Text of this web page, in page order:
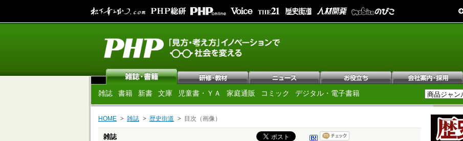
雑誌 書籍 新書 文庫 児童書・ＹＡ 家庭通販 コミック デジタル・電子書籍
HOME 雑誌 歴史街道 目次（画像）
雑誌